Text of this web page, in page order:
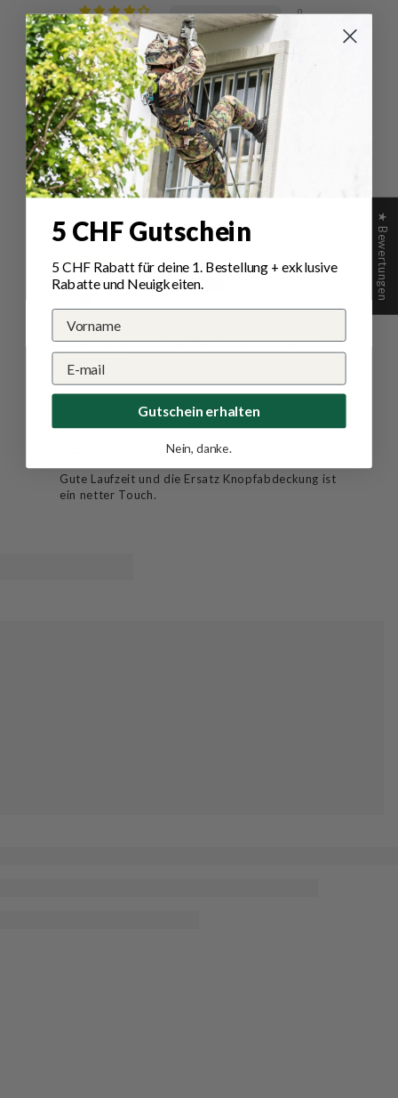
0
Schreibe
eine
Bewertung
Eine
Frage
stellen
Sort by
Mirsad P.
Tolles Gerät
Ist etwas Klobig in der Hand aber hochwertig
Gute Laufzeit und die Ersatz Knopfabdeckung ist
ein netter Touch.
★ Bewertungen
5 CHF Gutschein
5 CHF Rabatt für deine 1. Bestellung+ exklusive
Rabatte und Neuigkeiten.
Gutschein erhalten
Nein, danke.